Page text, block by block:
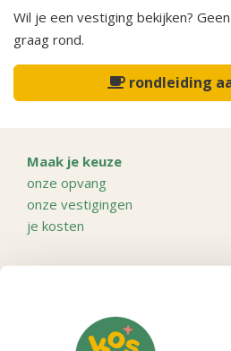
Wil je een vestiging bekijken?
graag rond.
rondleiding
Maak je keuze
onze opvang
onze vestigingen
je kosten